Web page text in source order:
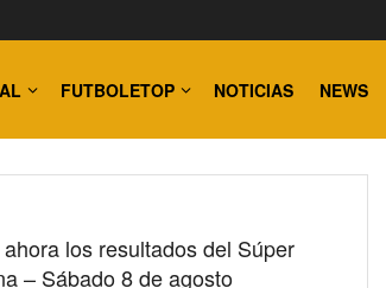
FUTBOLETOP NOTICIAS NEWS
los resultados del Súper
– Sábado 8 de agosto